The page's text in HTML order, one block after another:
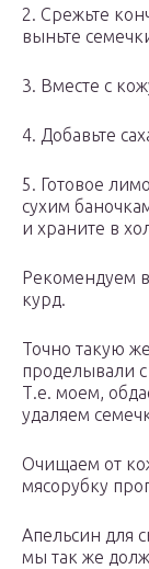
2. Срежьте
выньте
3. Вместе с
4. Добавьте
5. Готовое
сухим
и храните в
Рекомендуем
курд.
Точно такую
проделывали
Т.е. моем,
удаляем
Очищаем от
мясорубку
Апельсин для
мы так же